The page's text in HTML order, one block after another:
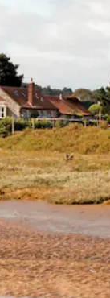
ou en